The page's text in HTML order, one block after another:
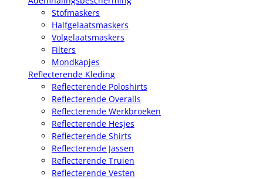
Stofmaskers
Halfgelaatsmaskers
Volgelaatsmaskers
Filters
Mondkapjes
Reflecterende Kleding
Reflecterende Poloshirts
Reflecterende Overalls
Reflecterende Werkbroeken
Reflecterende Hesjes
Reflecterende Shirts
Reflecterende Jassen
Reflecterende Truien
Reflecterende Vesten